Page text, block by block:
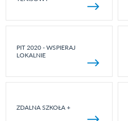
PIT 2020 - WSPIERAJ
LOKALNIE
ZDALNA SZKOŁA +